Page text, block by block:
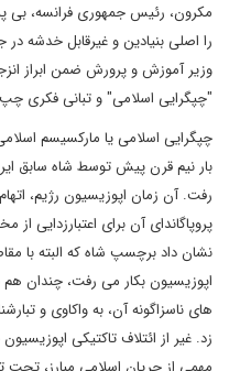
مکرون، رئیس جمهوری فرانسه، بی
را اصلی بنیادین و غیرقابل خدشه در
وزیر آموزش و پرورش ضمن ابراز
"چپگرایی اسلامی" و تبانی فکری
چپگرایی اسلامی یا مارکسیسم
بار نیم قرن پیش توسط شاه سابق
رفت. آن زمان اپوزیسیون رژیم،
پروپاگاندای آن برای اعتبارزدایی
نشان داد برچسپ شاه که البته
اپوزیسیون بکار می رفت، چندان هم
های ناسزاگونه آن، به واکاوی و